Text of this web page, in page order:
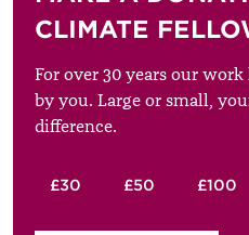
CLIMATE
For over 30 years our
by you. Large or small,
difference.
£30 £50 £100